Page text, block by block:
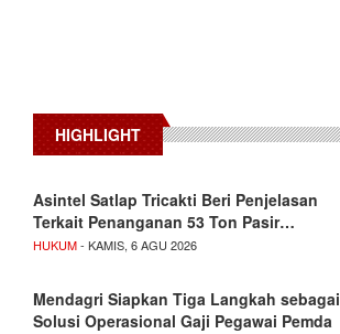
HIGHLIGHT
Asintel Satlap Tricakti Beri Penjelasan
Terkait Penanganan 53 Ton Pasir…
HUKUM- KAMIS, 6 AGU 2026
Mendagri Siapkan Tiga Langkah sebagai
Solusi Operasional Gaji Pegawai Pemda